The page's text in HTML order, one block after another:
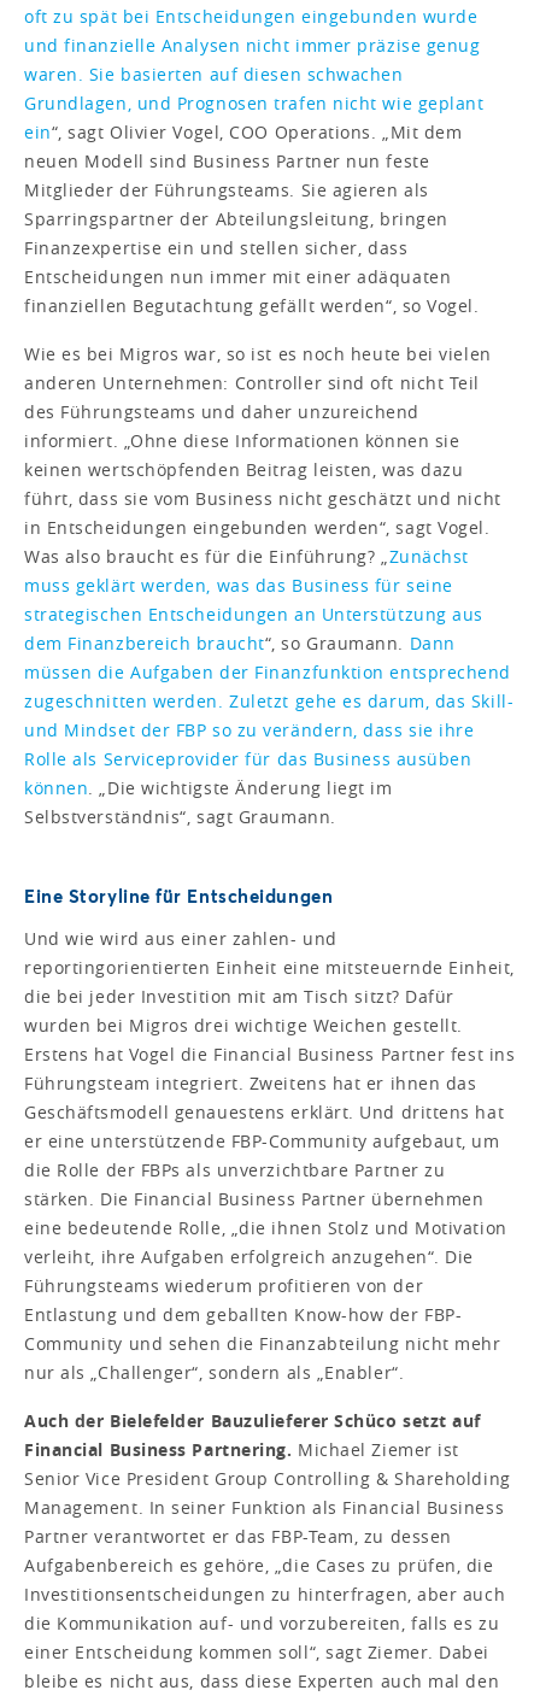
oft zu spät bei Entscheidungen eingebunden wurde
und finanzielle Analysen nicht immer präzise genug
waren. Sie basierten auf diesen schwachen
Grundlagen, und Prognosen trafen nicht wie geplant
ein“, sagt Olivier Vogel, COO Operations. „Mit dem
neuen Modell sind Business Partner nun feste
Mitglieder der Führungsteams. Sie agieren als
Sparringspartner der Abteilungsleitung, bringen
Finanzexpertise ein und stellen sicher, dass
Entscheidungen nun immer mit einer adäquaten
finanziellen Begutachtung gefällt werden“, so Vogel.
Wie es bei Migros war, so ist es noch heute bei vielen
anderen Unternehmen: Controller sind oft nicht Teil
des Führungsteams und daher unzureichend
informiert. „Ohne diese Informationen können sie
keinen wertschöpfenden Beitrag leisten, was dazu
führt, dass sie vom Business nicht geschätzt und nicht
in Entscheidungen eingebunden werden“, sagt Vogel.
Was also braucht es für die Einführung? „Zunächst
muss geklärt werden, was das Business für seine
strategischen Entscheidungen an Unterstützung aus
dem Finanzbereich braucht“, so Graumann. Dann
müssen die Aufgaben der Finanzfunktion entsprechend
zugeschnitten werden. Zuletzt gehe es darum, das Skill-
und Mindset der FBP so zu verändern, dass sie ihre
Rolle als Serviceprovider für das Business ausüben
können. „Die wichtigste Änderung liegt im
Selbstverständnis“, sagt Graumann.
Eine Storyline für Entscheidungen
Und wie wird aus einer zahlen- und
reportingorientierten Einheit eine mitsteuernde Einheit,
die bei jeder Investition mit am Tisch sitzt? Dafür
wurden bei Migros drei wichtige Weichen gestellt.
Erstens hat Vogel die Financial Business Partner fest ins
Führungsteam integriert. Zweitens hat er ihnen das
Geschäftsmodell genauestens erklärt. Und drittens hat
er eine unterstützende FBP-Community aufgebaut, um
die Rolle der FBPs als unverzichtbare Partner zu
stärken. Die Financial Business Partner übernehmen
eine bedeutende Rolle, „die ihnen Stolz und Motivation
verleiht, ihre Aufgaben erfolgreich anzugehen“. Die
Führungsteams wiederum profitieren von der
Entlastung und dem geballten Know-how der FBP-
Community und sehen die Finanzabteilung nicht mehr
nur als „Challenger“, sondern als „Enabler“.
Auch der Bielefelder Bauzulieferer Schüco setzt auf
Financial Business Partnering. Michael Ziemer ist
Senior Vice President Group Controlling & Shareholding
Management. In seiner Funktion als Financial Business
Partner verantwortet er das FBP-Team, zu dessen
Aufgabenbereich es gehöre, „die Cases zu prüfen, die
Investitionsentscheidungen zu hinterfragen, aber auch
die Kommunikation auf- und vorzubereiten, falls es zu
einer Entscheidung kommen soll“, sagt Ziemer. Dabei
bleibe es nicht aus, dass diese Experten auch mal den